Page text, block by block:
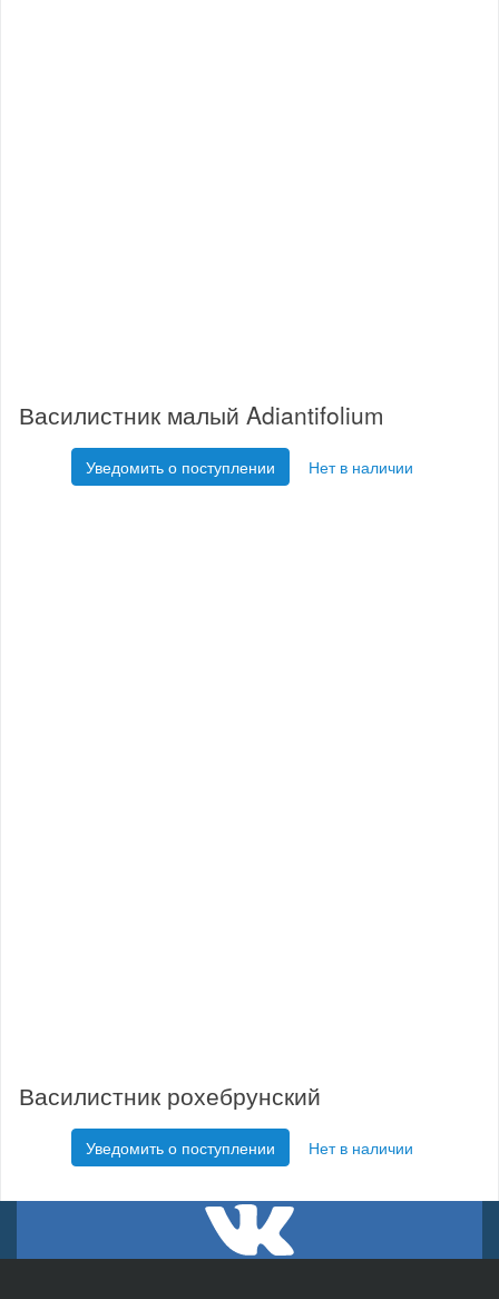
Василистник малый Adiantifolium
Уведомить о поступлении Нет в наличии
Василистник рохебрунский
Уведомить о поступлении Нет в наличии